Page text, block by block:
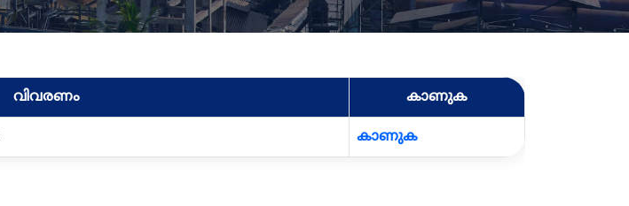
വിവരണം കാണുക
കാണുക